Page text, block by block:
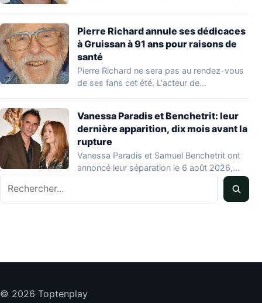
Pierre Richard annule ses dédicaces
à Gruissan à 91 ans pour raisons de
santé
Pierre Richard ne sera pas au rendez-vous
de ses fans cet été. L'acteur de…
Vanessa Paradis et Benchetrit: leur
dernière apparition, dix mois avant la
rupture
Vanessa Paradis et Samuel Benchetrit ont
annoncé leur séparation le 6 août 2026,
© 2026 Toptenplay